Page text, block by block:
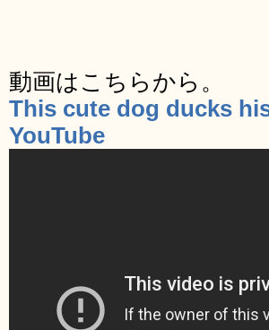
動画はこちらから。
This cute dog ducks
YouTube